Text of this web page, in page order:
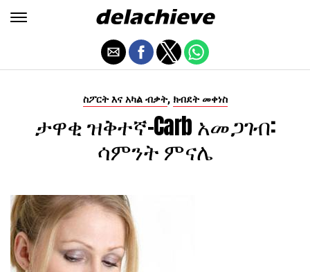
ስፖርት እና አካል ብቃት, ክብደት መቀነስ
ታዋቂ ዝቅተኛ-Carb አመጋገብ:
ሳምንት ምናሌ